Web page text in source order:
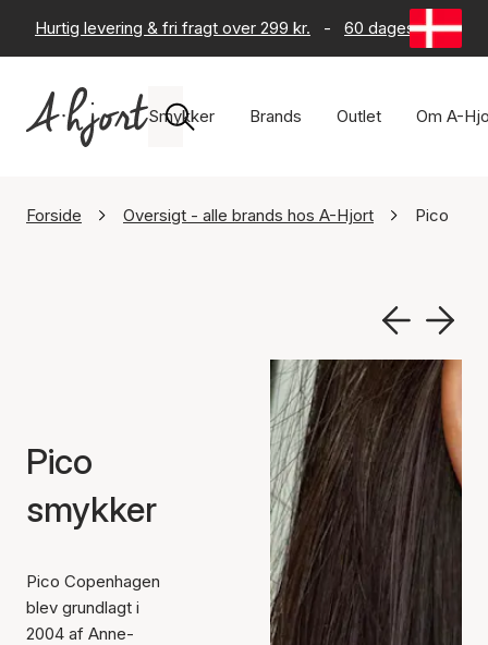
Hurtig levering & fri fragt over 299 kr. - 60 dages returret
Smykker Brands Outlet Om A-
Forside Oversigt - alle brands hos A-Hjort Pico
Pico
smykker
Pico Copenhagen
blev grundlagt i
2004 af Anne-